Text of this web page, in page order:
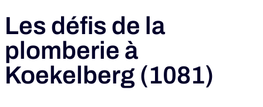
Les défis de la
plomberie à
Koekelberg (1081)